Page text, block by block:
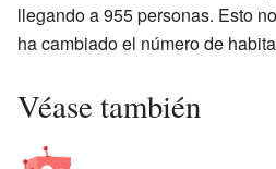
llegando a 955 personas. Esto
ha cambiado el número de
Véase también